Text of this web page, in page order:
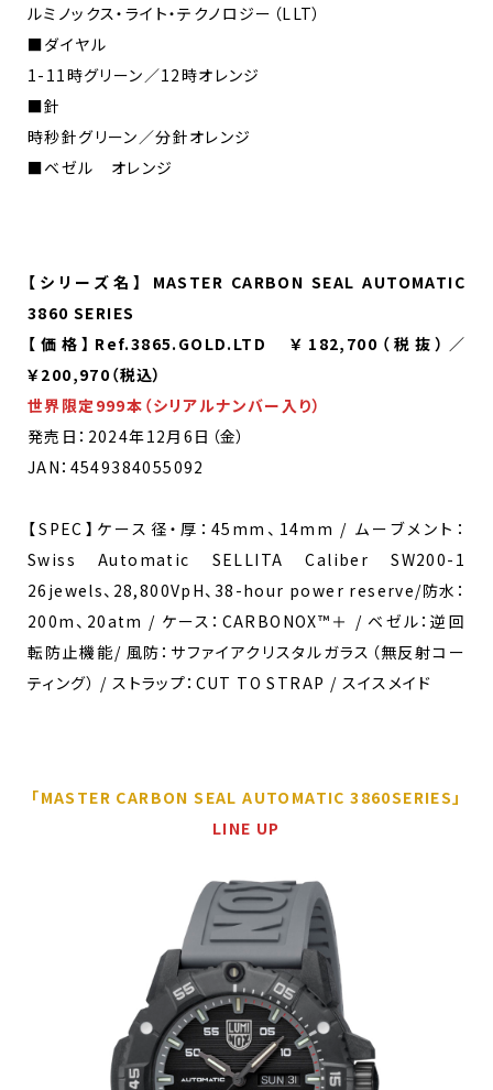
ルミノックス・ライト・テクノロジー（LLT）
■ダイヤル
1-11時グリーン／12時オレンジ
■針
時秒針グリーン／分針オレンジ
■ベゼル オレンジ
【シリーズ名】 MASTER CARBON SEAL AUTOMATIC
3860 SERIES
【価格】Ref.3865.GOLD.LTD ￥182,700（税抜）／
￥200,970（税込）
世界限定999本（シリアルナンバー入り）
発売日：2024年12月6日（金）
JAN：4549384055092
【SPEC】ケース径・厚：45mm、14mm / ムーブメント：
Swiss Automatic SELLITA Caliber SW200-1
26jewels、28,800VpH、38-hour power reserve/防水：
200m、20atm / ケース：CARBONOX™＋ / ベゼル：逆回
転防止機能/ 風防：サファイアクリスタルガラス（無反射コー
ティング） / ストラップ：CUT TO STRAP / スイスメイド
「MASTER CARBON SEAL AUTOMATIC 3860SERIES」
LINE UP